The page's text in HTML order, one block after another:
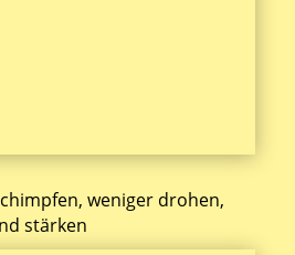
weniger drohen,
stärken